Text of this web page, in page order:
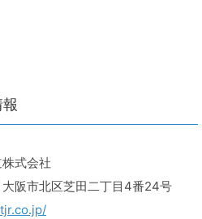
式会社
阪市北区芝田二丁目4番24号